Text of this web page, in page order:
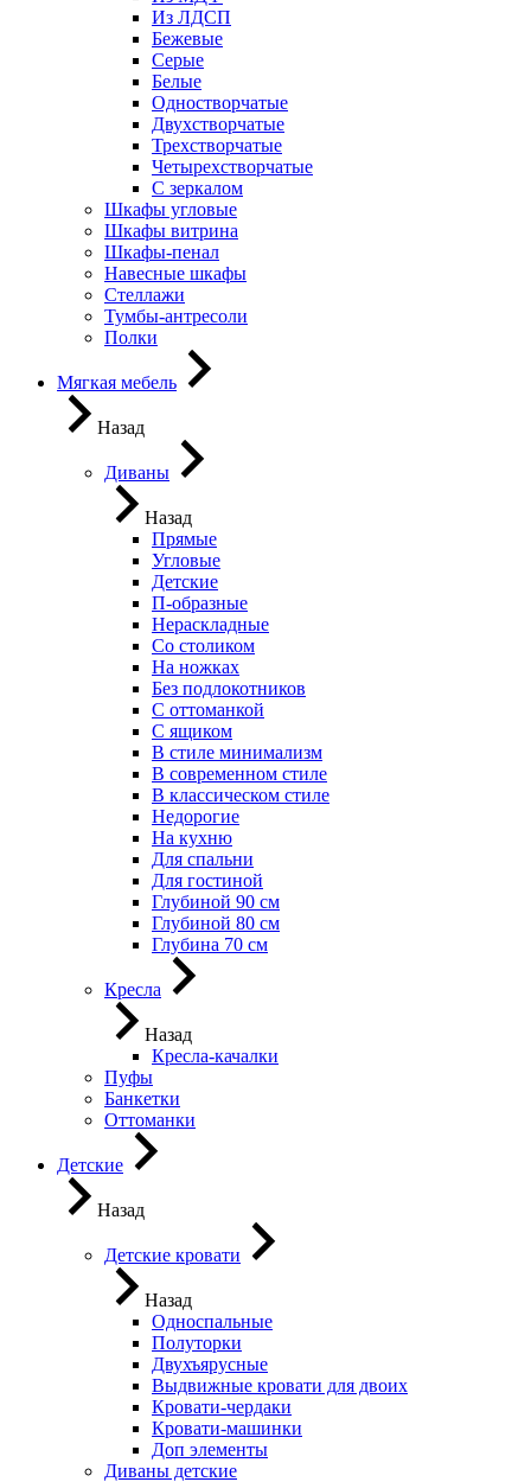
Из ЛДСП
Бежевые
Серые
Белые
Одностворчатые
Двухстворчатые
Трехстворчатые
Четырехстворчатые
С зеркалом
Шкафы угловые
Шкафы витрина
Шкафы-пенал
Навесные шкафы
Стеллажи
Тумбы-антресоли
Полки
Мягкая мебель
Назад
Диваны
Назад
Прямые
Угловые
Детские
П-образные
Нераскладные
Со столиком
На ножках
Без подлокотников
С оттоманкой
С ящиком
В стиле минимализм
В современном стиле
В классическом стиле
Недорогие
На кухню
Для спальни
Для гостиной
Глубиной 90 см
Глубиной 80 см
Глубина 70 см
Кресла
Назад
Кресла-качалки
Пуфы
Банкетки
Оттоманки
Детские
Назад
Детские кровати
Назад
Односпальные
Полуторки
Двухъярусные
Выдвижные кровати для двоих
Кровати-чердаки
Кровати-машинки
Доп элементы
Диваны детские